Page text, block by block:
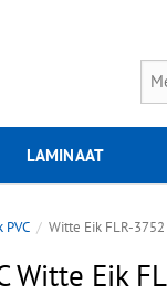
LAMINAAT
PVC Witte Eik FLR-3752
Witte Eik